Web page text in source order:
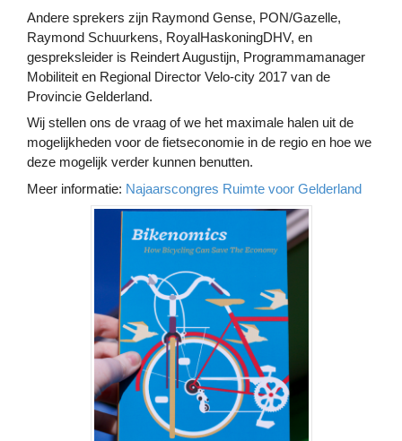
Andere sprekers zijn Raymond Gense, PON/Gazelle,
Raymond Schuurkens, RoyalHaskoningDHV, en
gespreksleider is Reindert Augustijn, Programmamanager
Mobiliteit en Regional Director Velo-city 2017 van de
Provincie Gelderland.
Wij stellen ons de vraag of we het maximale halen uit de
mogelijkheden voor de fietseconomie in de regio en hoe we
deze mogelijk verder kunnen benutten.
Meer informatie: Najaarscongres Ruimte voor Gelderland